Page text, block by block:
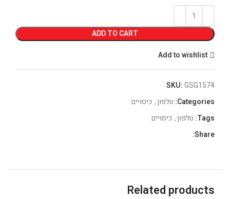
ADD TO CART
Add to wishlist
SKU:GSG1574
Categories: טלפון, כיסויים
Tags: טלפון, כיסויים
Share:
Related products